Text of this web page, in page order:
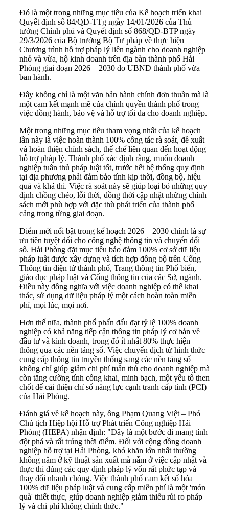
Đó là một trong những mục tiêu của Kế hoạch triển khai
Quyết định số 84/QĐ-TTg ngày 14/01/2026 của Thủ
tướng Chính phủ và Quyết định số 868/QĐ-BTP ngày
29/3/2026 của Bộ trưởng Bộ Tư pháp về thực hiện
Chương trình hỗ trợ pháp lý liên ngành cho doanh nghiệp
nhỏ và vừa, hộ kinh doanh trên địa bàn thành phố Hải
Phòng giai đoạn 2026 – 2030 do UBND thành phố vừa
ban hành.
Đây không chỉ là một văn bản hành chính đơn thuần mà là
một cam kết mạnh mẽ của chính quyền thành phố trong
việc đồng hành, bảo vệ và hỗ trợ tối đa cho doanh nghiệp.
Một trong những mục tiêu tham vọng nhất của kế hoạch
lần này là việc hoàn thành 100% công tác rà soát, đề xuất
và hoàn thiện chính sách, thể chế liên quan đến hoạt động
hỗ trợ pháp lý. Thành phố xác định rằng, muốn doanh
nghiệp tuân thủ pháp luật tốt, trước hết hệ thống quy định
tại địa phương phải đảm bảo tính kịp thời, đồng bộ, hiệu
quả và khả thi. Việc rà soát này sẽ giúp loại bỏ những quy
định chồng chéo, lỗi thời, đồng thời cập nhật những chính
sách mới phù hợp với đặc thù phát triển của thành phố
cảng trong từng giai đoạn.
Điểm mới nổi bật trong kế hoạch 2026 – 2030 chính là sự
ưu tiên tuyệt đối cho công nghệ thông tin và chuyển đổi
số. Hải Phòng đặt mục tiêu bảo đảm 100% cơ sở dữ liệu
pháp luật được xây dựng và tích hợp đồng bộ trên Cổng
Thông tin điện tử thành phố, Trang thông tin Phổ biến,
giáo dục pháp luật và Cổng thông tin của các Sở, ngành.
Điều này đồng nghĩa với việc doanh nghiệp có thể khai
thác, sử dụng dữ liệu pháp lý một cách hoàn toàn miễn
phí, mọi lúc, mọi nơi.
Hơn thế nữa, thành phố phấn đấu đạt tỷ lệ 100% doanh
nghiệp có khả năng tiếp cận thông tin pháp lý cơ bản về
đầu tư và kinh doanh, trong đó ít nhất 80% thực hiện
thông qua các nền tảng số. Việc chuyển dịch từ hình thức
cung cấp thông tin truyền thống sang các nền tảng số
không chỉ giúp giảm chi phí tuân thủ cho doanh nghiệp mà
còn tăng cường tính công khai, minh bạch, một yếu tố then
chốt để cải thiện chỉ số năng lực cạnh tranh cấp tỉnh (PCI)
của Hải Phòng.
Đánh giá về kế hoạch này, ông Phạm Quang Việt – Phó
Chủ tịch Hiệp hội Hỗ trợ Phát triển Công nghiệp Hải
Phòng (HEPA) nhận định: "Đây là một bước đi mang tính
đột phá và rất trúng thời điểm. Đối với cộng đồng doanh
nghiệp hỗ trợ tại Hải Phòng, khó khăn lớn nhất thường
không nằm ở kỹ thuật sản xuất mà nằm ở việc cập nhật và
thực thi đúng các quy định pháp lý vốn rất phức tạp và
thay đổi nhanh chóng. Việc thành phố cam kết số hóa
100% dữ liệu pháp luật và cung cấp miễn phí là một 'món
quà' thiết thực, giúp doanh nghiệp giảm thiểu rủi ro pháp
lý và chi phí không chính thức."